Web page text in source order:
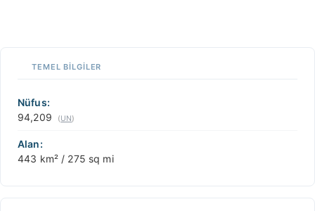
−
TEMEL BILGILER
Nüfus:
94,209
(UN)
Alan:
443 km² / 275 sq mi